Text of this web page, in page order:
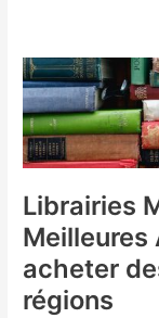
Librairies
Meilleures
acheter
régions
Librairies
Marseille
:
Liste
des
Adresses
pour
lire
et
acheter